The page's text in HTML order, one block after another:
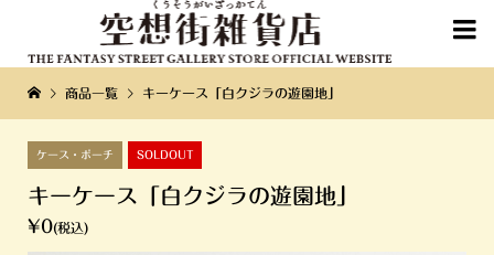

商品一覧 キーケース「白クジラの遊園地」
ケース・ポーチ SOLDOUT
キーケース「白クジラの遊園地」
¥0(税込)